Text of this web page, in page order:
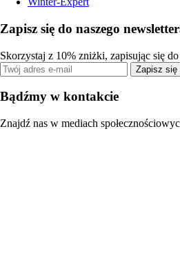
Zapisz się do naszego
Skorzystaj z 10% zniżki, zapisując się
Zapisz się
Bądźmy w kontakcie
Znajdź nas w mediach